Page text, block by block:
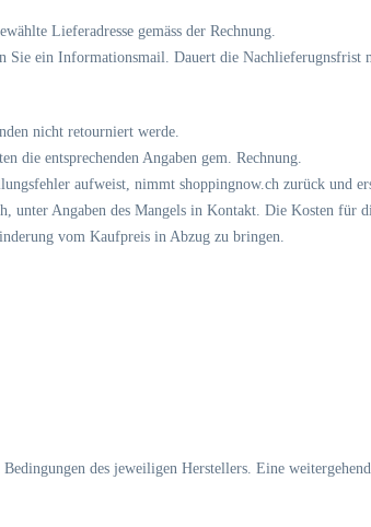
Lieferadresse gemäss der Rechnung.
Sie ein Informationsmail. Dauert die Nachlieferugnsfrist
nicht retourniert werde.
die entsprechenden Angaben gem. Rechnung.
aufweist, nimmt shoppingnow.ch zurück
unter Angaben des Mangels in Kontakt. Die Kosten für
vom Kaufpreis in Abzug zu bringen.
des jeweiligen Herstellers. Eine